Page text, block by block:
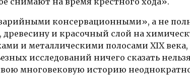
консервационными», а не
и красочный слой на
и металлическими полосами XIX
исследований ничего сказать
многовековую историю